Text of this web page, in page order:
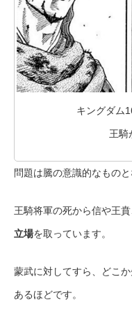
キングダム
王騎
問題は騰の意識的なものと
王騎将軍の死から信や王
立場を取っています。
蒙武に対してすら、どこ
あるほどです。